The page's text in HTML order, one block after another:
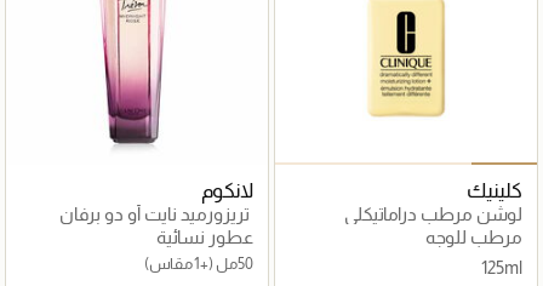
كلينيك
لوشن مرطب دراماتيكلي
ديفرنت 125مل
مرطب للوجه
125ml
لانكوم
تريزورميد نايت أو دو برفان
عطور نسائية
50مل (+1 مقاس)